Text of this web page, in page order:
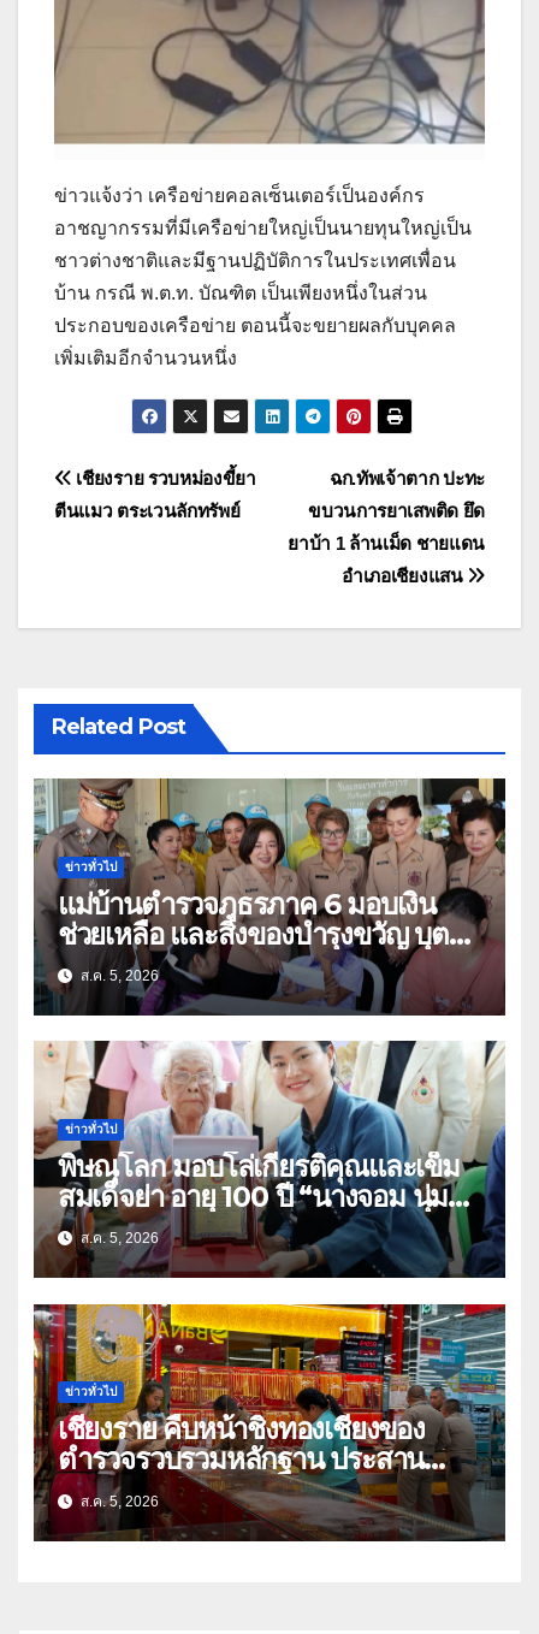
ข่าวแจ้งว่า เครือข่ายคอลเซ็นเตอร์เป็นองค์กร
อาชญากรรมที่มีเครือข่ายใหญ่เป็นนายทุนใหญ่เป็น
ชาวต่างชาติและมีฐานปฏิบัติการในประเทศเพื่อน
บ้าน กรณี พ.ต.ท. บัณฑิต เป็นเพียงหนึ่งในส่วน
ประกอบของเครือข่าย ตอนนี้จะขยายผลกับบุคคล
เพิ่มเติมอีกจำนวนหนึ่ง
แนะแนว
ฉก.ทัพเจ้าตาก ปะทะ
ขบวนการยาเสพติด ยึด
ยาบ้า 1 ล้านเม็ด ชายแดน
อำเภอเชียงแสน
เชียงราย รวบหม่องขี้ยา
ตีนแมว ตระเวนลักทรัพย์
Related Post
ข่าวทั่วไป
แม่บ้านตำรวจภูธรภาค 6 มอบเงิน
ช่วยเหลือ และสิ่งของบำรุงขวัญ บุตร-
ธิดา ข้าราชการตำรวจจังหวัด
อุทัยธานี
ส.ค. 5, 2026
ข่าวทั่วไป
พิษณุโลก มอบโล่เกียรติคุณและเข็ม
สมเด็จย่า อายุ 100 ปี “นางจอม นุ่ม
เนตร” ตำบลบ้านกร่าง อำเภอเมือง
ส.ค. 5, 2026
ข่าวทั่วไป
เชียงราย คืบหน้าชิงทองเชียงของ
ตำรวจรวบรวมหลักฐาน ประสาน
สปป.ลาว ติดตามจับกุม
ส.ค. 5, 2026